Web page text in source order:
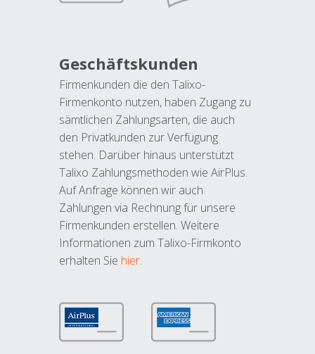
Geschäftskunden
Firmenkunden die den Talixo-
Firmenkonto nutzen, haben Zugang zu
sämtlichen Zahlungsarten, die auch
den Privatkunden zur Verfügung
stehen. Darüber hinaus unterstützt
Talixo Zahlungsmethoden wie AirPlus.
Auf Anfrage können wir auch
Zahlungen via Rechnung für unsere
Firmenkunden erstellen. Weitere
Informationen zum Talixo-Firmkonto
erhalten Sie hier.